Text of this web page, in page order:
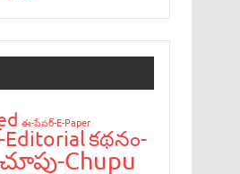
ఈ-పేప‌ర్-E-Paper
క‌థ‌నం-
చూపు-Chupu